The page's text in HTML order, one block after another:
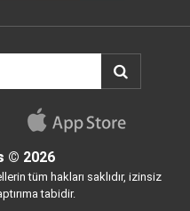
© 2026
tüm hakları saklıdır, izinsiz
tabidir.